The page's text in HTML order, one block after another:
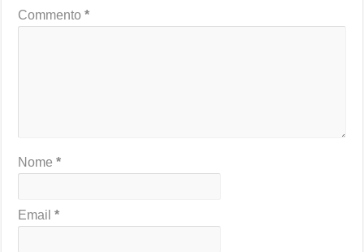
Commento*
Nome*
Email*